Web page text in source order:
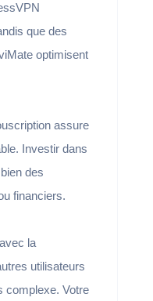
que des
optimisent
assure
Investir dans
des
financiers.
la
utilisateurs
complexe. Votre